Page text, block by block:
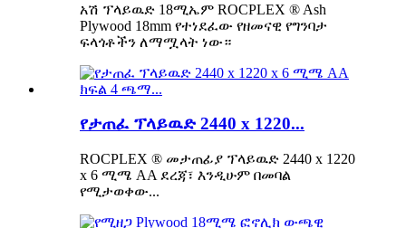
አሽ ፕላይዉድ 18ሚኤም ROCPLEX ® Ash
Plywood 18mm የተነደፈው የዘመናዊ የግንባታ
ፍላጎቶችን ለማሟላት ነው።
የታጠፈ ፕላይዉድ 2440 x 1220...
ROCPLEX ® መታጠፊያ ፕላይዉድ 2440 x 1220
x 6 ሚሜ AA ደረጃ፣ እንዲሁም በመባል
የሚታወቀው...